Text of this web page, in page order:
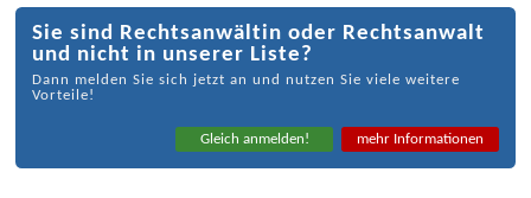
Sie sind Rechtsanwältin oder Rechtsanwalt
und nicht in unserer Liste?
Dann melden Sie sich jetzt an und nutzen Sie viele weitere
Vorteile!
Gleich anmelden! mehr Informationen